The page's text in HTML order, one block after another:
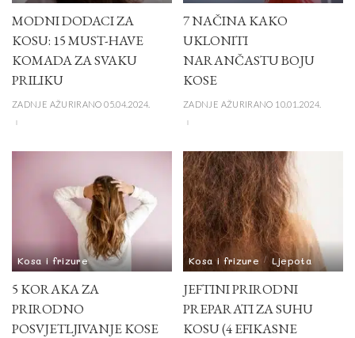
MODNI DODACI ZA
KOSU: 15 MUST-HAVE
KOMADA ZA SVAKU
PRILIKU
ZADNJE AŽURIRANO 05.04.2024.
7 NAČINA KAKO
UKLONITI
NARANČASTU BOJU
KOSE
ZADNJE AŽURIRANO 10.01.2024.
Kosa i frizure
5 KORAKA ZA
PRIRODNO
POSVJETLJIVANJE KOSE
Kosa i frizure Ljepota
JEFTINI PRIRODNI
PREPARATI ZA SUHU
KOSU (4 EFIKASNE